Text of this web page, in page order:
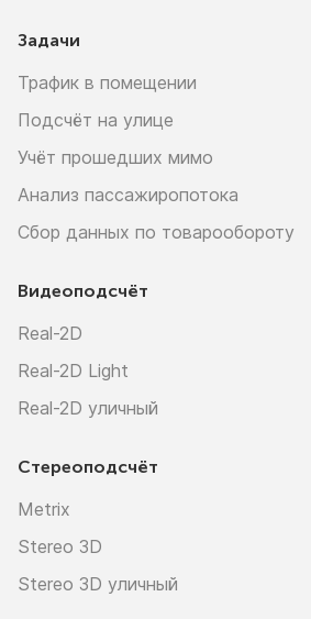
Задачи
Трафик в помещении
Подсчёт на улице
Учёт прошедших мимо
Анализ пассажиропотока
Сбор данных по товарообороту
Видеоподсчёт
Real-2D
Real-2D Light
Real-2D уличный
Стереоподсчёт
Metrix
Stereo 3D
Stereo 3D уличный